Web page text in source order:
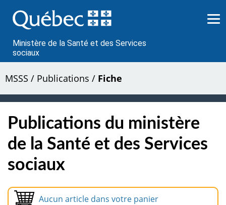
au
contenu
Ministère de la Santé et des Services
sociaux
MSSS / Publications / Fiche
Publications du ministère
de la Santé et des Services
sociaux
Aucun article dans votre panier